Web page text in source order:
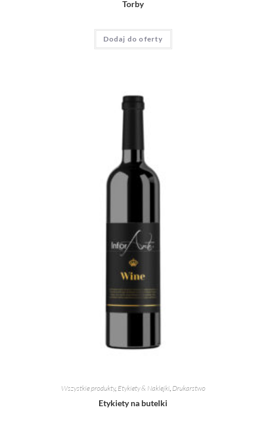
Torby
Dodaj do oferty
Wszystkie produkty, Etykiety & Naklejki, Drukarstwo
Etykiety na butelki